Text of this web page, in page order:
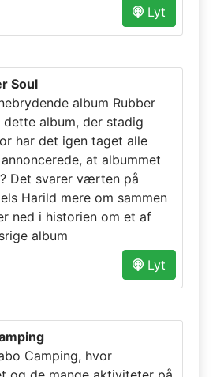
Lyt
Soul
album Rubber
album, der stadig
har det igen taget alle
at albummet
Det svarer værten på
Harild mere om sammen
ned i historien om et af
album
Lyt
Camping, hvor